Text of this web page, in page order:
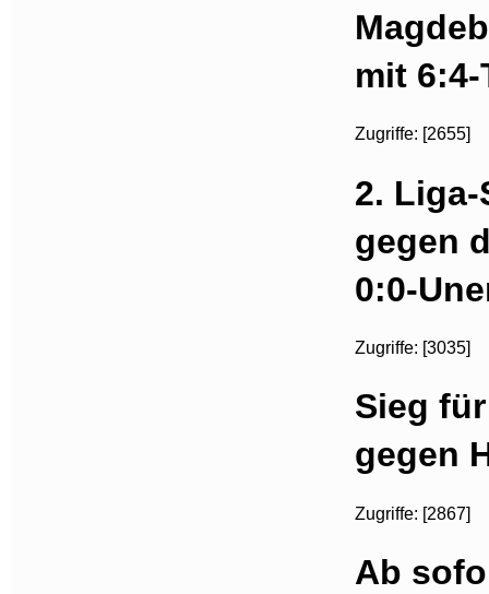
mit 6:4-
Zugriffe: [2655]
2. Liga-
gegen
0:0-
Zugriffe: [3035]
Sieg
gegen
Zugriffe: [2867]
Ab